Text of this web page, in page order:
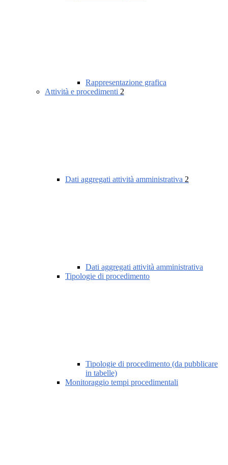
Rappresentazione grafica
Attività e procedimenti 2
Dati aggregati attività amministrativa 2
Dati aggregati attività amministrativa
Tipologie di procedimento
Tipologie di procedimento (da pubblicare
in tabelle)
Monitoraggio tempi procedimentali